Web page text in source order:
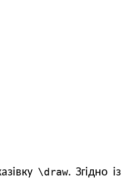
\draw. Згідно із